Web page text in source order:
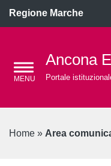
Regione Marche
Ancona
Portale
Home » Area